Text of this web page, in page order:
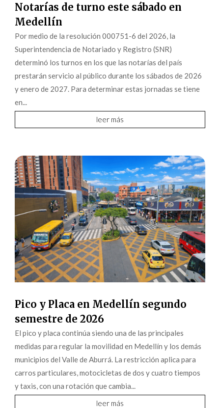
Notarías de turno este sábado en
Medellín
Por medio de la resolución 000751-6 del 2026, la
Superintendencia de Notariado y Registro (SNR)
determinó los turnos en los que las notarías del país
prestarán servicio al público durante los sábados de 2026
y enero de 2027. Para determinar estas jornadas se tiene
en...
leer más
Pico y Placa en Medellín segundo
semestre de 2026
El pico y placa continúa siendo una de las principales
medidas para regular la movilidad en Medellín y los demás
municipios del Valle de Aburrá. La restricción aplica para
carros particulares, motocicletas de dos y cuatro tiempos
y taxis, con una rotación que cambia...
leer más